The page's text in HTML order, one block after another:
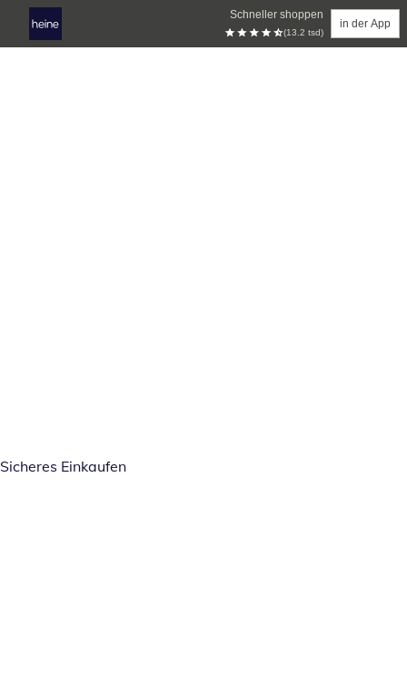
Schneller shoppen
(13.2 tsd)
in der App
Sicheres Einkaufen